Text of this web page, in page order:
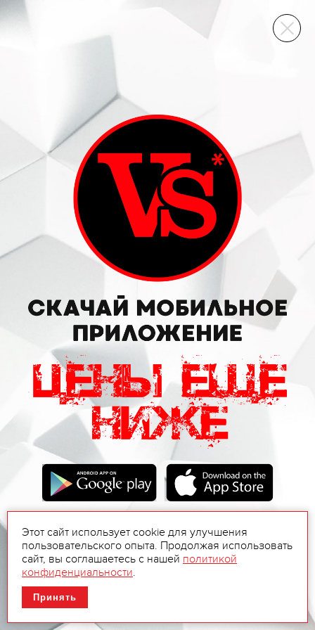
ВИННЫЙ СКЛАД
Этот сайт использует cookie для улучшения
пользовательского опыта. Продолжая использовать
сайт, вы соглашаетесь с нашей политикой
конфиденциальности.
Принять